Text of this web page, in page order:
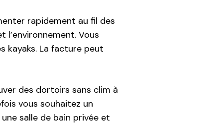
rapidement au fil des
Vous
kayaks. La facture peut
des dortoirs sans clim à
vous souhaitez un
salle de bain privée et